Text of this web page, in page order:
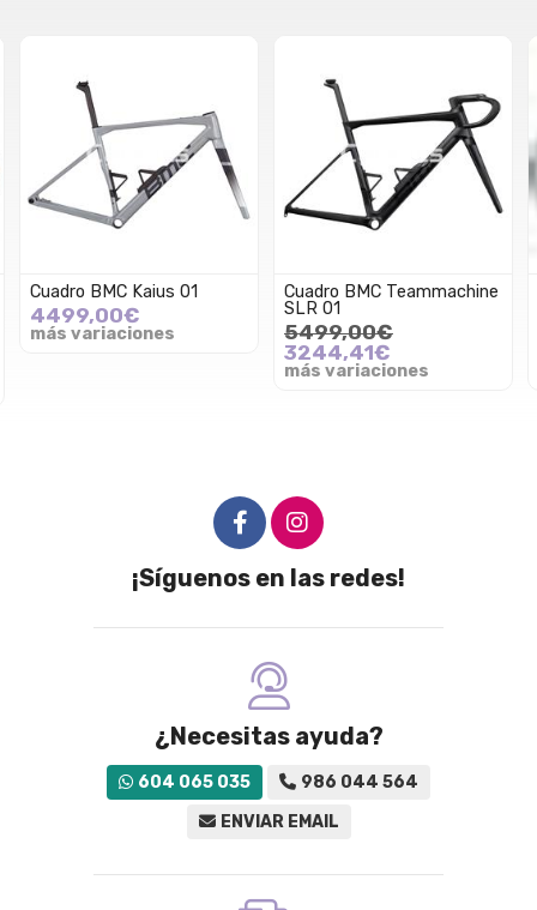
Cuadro BMC Kaius 01
4499,00€
más variaciones
Cuadro BMC Teammachine
SLR 01
5499,00€
3244,41€
más variaciones
¡Síguenos en las redes!
¿Necesitas ayuda?
604 065 035
986 044 564
ENVIAR EMAIL